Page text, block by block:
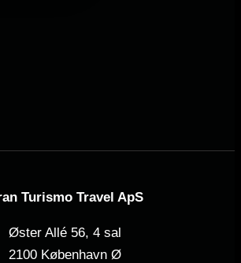
Turismo Travel ApS
Øster Allé 56, 4 sal
2100 København Ø